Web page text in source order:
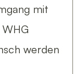
mit
werden